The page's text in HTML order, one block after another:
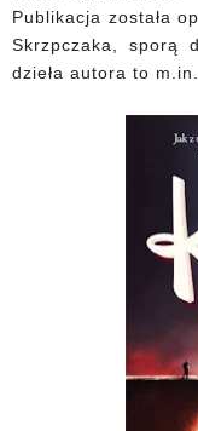
Publikacja została
Skrzpczaka, sporą
dzieła autora to